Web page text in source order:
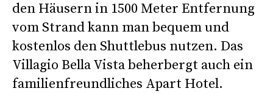
den Häusern in 1500 Meter Entfernung
vom Strand kann man bequem und
kostenlos den Shuttlebus nutzen. Das
Villagio Bella Vista beherbergt auch ein
familienfreundliches Apart Hotel.